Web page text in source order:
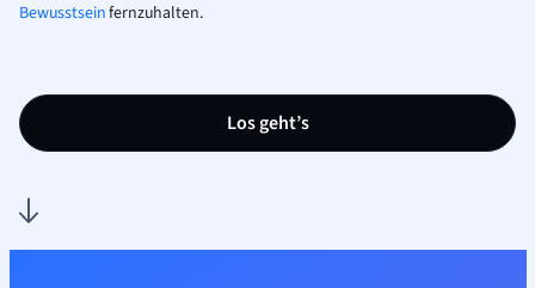
Bewusstseinfernzuhalten.
Los geht’s